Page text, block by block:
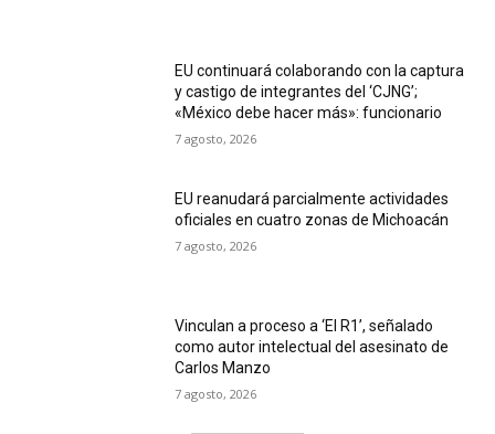
EU continuará colaborando con la captura
y castigo de integrantes del ‘CJNG’;
«México debe hacer más»: funcionario
7 agosto, 2026
EU reanudará parcialmente actividades
oficiales en cuatro zonas de Michoacán
7 agosto, 2026
Vinculan a proceso a ‘El R1’, señalado
como autor intelectual del asesinato de
Carlos Manzo
7 agosto, 2026